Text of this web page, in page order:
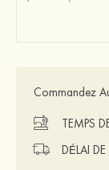
Commandez
TEMPS
DÉLAI